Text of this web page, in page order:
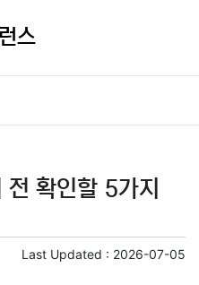
스
확인할 5가지
Last Updated : 2026-07-05